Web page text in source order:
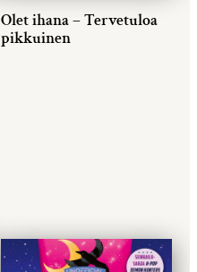
Olet ihana – Tervetuloa
pikkuinen